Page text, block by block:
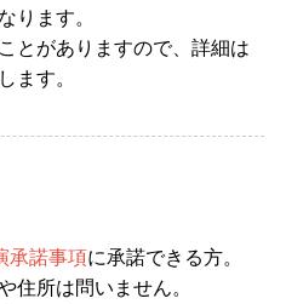
ります。
とがありますので、詳細は
ます。
承諾事項に承諾できる方。
住所は問いません。